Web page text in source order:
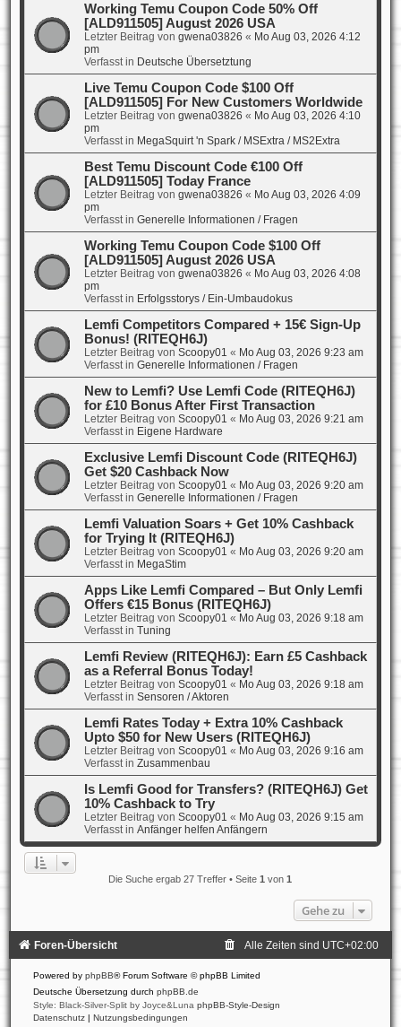
Working Temu Coupon Code 50% Off
[ALD911505] August 2026 USA
Letzter Beitrag von gwena03826 « Mo Aug 03, 2026 4:12
pm
Verfasst in Deutsche Übersetztung
Live Temu Coupon Code $100 Off
[ALD911505] For New Customers Worldwide
Letzter Beitrag von gwena03826 « Mo Aug 03, 2026 4:10
pm
Verfasst in MegaSquirt 'n Spark / MSExtra / MS2Extra
Best Temu Discount Code €100 Off
[ALD911505] Today France
Letzter Beitrag von gwena03826 « Mo Aug 03, 2026 4:09
pm
Verfasst in Generelle Informationen / Fragen
Working Temu Coupon Code $100 Off
[ALD911505] August 2026 USA
Letzter Beitrag von gwena03826 « Mo Aug 03, 2026 4:08
pm
Verfasst in Erfolgsstorys / Ein-Umbaudokus
Lemfi Competitors Compared + 15€ Sign-Up
Bonus! (RITEQH6J)
Letzter Beitrag von Scoopy01 « Mo Aug 03, 2026 9:23 am
Verfasst in Generelle Informationen / Fragen
New to Lemfi? Use Lemfi Code (RITEQH6J)
for £10 Bonus After First Transaction
Letzter Beitrag von Scoopy01 « Mo Aug 03, 2026 9:21 am
Verfasst in Eigene Hardware
Exclusive Lemfi Discount Code (RITEQH6J)
Get $20 Cashback Now
Letzter Beitrag von Scoopy01 « Mo Aug 03, 2026 9:20 am
Verfasst in Generelle Informationen / Fragen
Lemfi Valuation Soars + Get 10% Cashback
for Trying It (RITEQH6J)
Letzter Beitrag von Scoopy01 « Mo Aug 03, 2026 9:20 am
Verfasst in MegaStim
Apps Like Lemfi Compared – But Only Lemfi
Offers €15 Bonus (RITEQH6J)
Letzter Beitrag von Scoopy01 « Mo Aug 03, 2026 9:18 am
Verfasst in Tuning
Lemfi Review (RITEQH6J): Earn £5 Cashback
as a Referral Bonus Today!
Letzter Beitrag von Scoopy01 « Mo Aug 03, 2026 9:18 am
Verfasst in Sensoren / Aktoren
Lemfi Rates Today + Extra 10% Cashback
Upto $50 for New Users (RITEQH6J)
Letzter Beitrag von Scoopy01 « Mo Aug 03, 2026 9:16 am
Verfasst in Zusammenbau
Is Lemfi Good for Transfers? (RITEQH6J) Get
10% Cashback to Try
Letzter Beitrag von Scoopy01 « Mo Aug 03, 2026 9:15 am
Verfasst in Anfänger helfen Anfängern
Die Suche ergab 27 Treffer • Seite1 von1
Gehe zu
Foren-Übersicht Alle Zeiten sind UTC+02:00
Powered by phpBB® Forum Software © phpBB Limited
Deutsche Übersetzung durch phpBB.de
Style: Black-Silver-Split by Joyce&Luna phpBB-Style-Design
Datenschutz | Nutzungsbedingungen